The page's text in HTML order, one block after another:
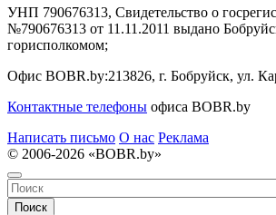
УНП 790676313, Свидетельство о
№790676313 от 11.11.2011 выдано
горисполкомом;
Офис BOBR.by:213826, г. Бобруйск, ул.
Контактные телефоны офиса BOBR.by
Написать письмо О нас Реклама
© 2006-2026 «BOBR.by»
Поиск